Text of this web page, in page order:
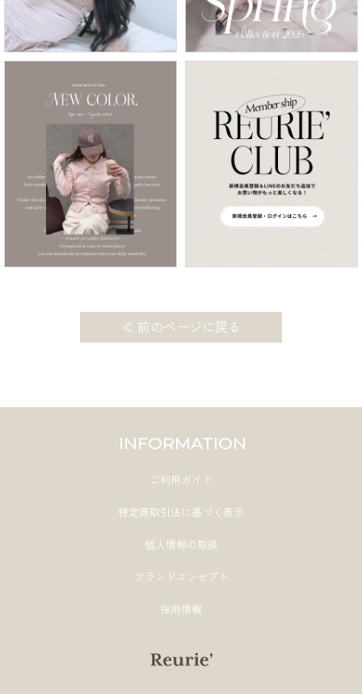
≪ 前のページに戻る
INFORMATION
ご利用ガイド
特定商取引法に基づく表示
個人情報の取扱
ブランドコンセプト
採用情報